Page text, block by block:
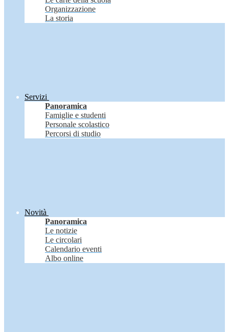
Organizzazione
La storia
Servizi
Panoramica
Famiglie e studenti
Personale scolastico
Percorsi di studio
Novità
Panoramica
Le notizie
Le circolari
Calendario eventi
Albo online